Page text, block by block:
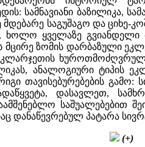
სამნავიანი ბაზილიკა,
საგუშაგო და ციხე-
ხოლო ყველაზე გვიანდელი
ზომის დარბაზული
ანალოგიური
თავისებურებების
დასავლეთ,
საშუალებებით
დანაწევრებულ პატარა
(+)